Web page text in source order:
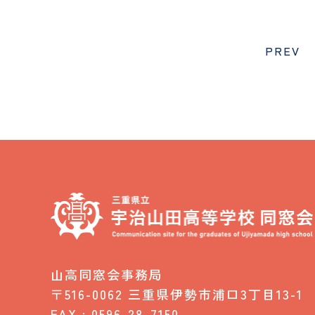
山高同窓会事務局
〒516-0062 三重県伊勢市浦口3丁目13-1